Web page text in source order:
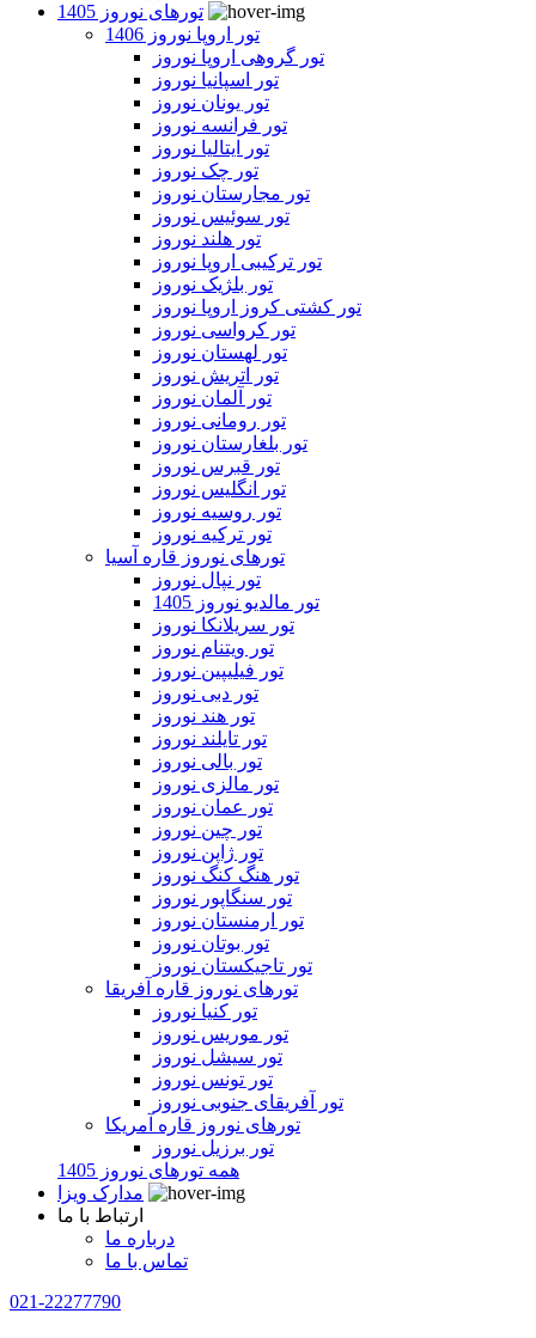
تورهای نوروز 1405
تور اروپا نوروز 1406
تور گروهی اروپا نوروز
تور اسپانیا نوروز
تور یونان نوروز
تور فرانسه نوروز
تور ایتالیا نوروز
تور چک نوروز
تور مجارستان نوروز
تور سوئیس نوروز
تور هلند نوروز
تور ترکیبی اروپا نوروز
تور بلژیک نوروز
تور کشتی کروز اروپا نوروز
تور کرواسی نوروز
تور لهستان نوروز
تور اتریش نوروز
تور آلمان نوروز
تور رومانی نوروز
تور بلغارستان نوروز
تور قبرس نوروز
تور انگلیس نوروز
تور روسیه نوروز
تور ترکیه نوروز
تورهای نوروز قاره آسیا
تور نپال نوروز
تور مالدیو نوروز 1405
تور سریلانکا نوروز
تور ویتنام نوروز
تور فیلیپین نوروز
تور دبی نوروز
تور هند نوروز
تور تایلند نوروز
تور بالی نوروز
تور مالزی نوروز
تور عمان نوروز
تور چین نوروز
تور ژاپن نوروز
تور هنگ کنگ نوروز
تور سنگاپور نوروز
تور ارمنستان نوروز
تور بوتان نوروز
تور تاجیکستان نوروز
تورهای نوروز قاره آفریقا
تور کنیا نوروز
تور موریس نوروز
تور سیشل نوروز
تور تونس نوروز
تور آفریقای جنوبی نوروز
تورهای نوروز قاره آمریکا
تور برزیل نوروز
همه تورهای نوروز 1405
مدارک ویزا
ارتباط با ما
درباره ما
تماس با ما
021-22277790